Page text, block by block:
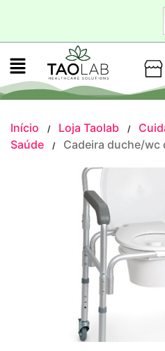
Loja
Início / Loja Taolab /
Saúde
/ Cadeira duche/wc